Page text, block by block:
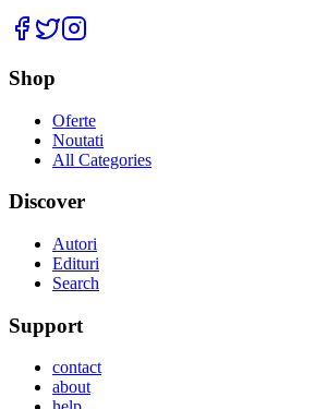
Facebook
Twitter
Shop
Oferte
Noutati
All Categories
Discover
Autori
Edituri
Search
Support
contact
about